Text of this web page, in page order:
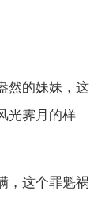
然的妹妹，这
光霁月的样
，这个罪魁祸